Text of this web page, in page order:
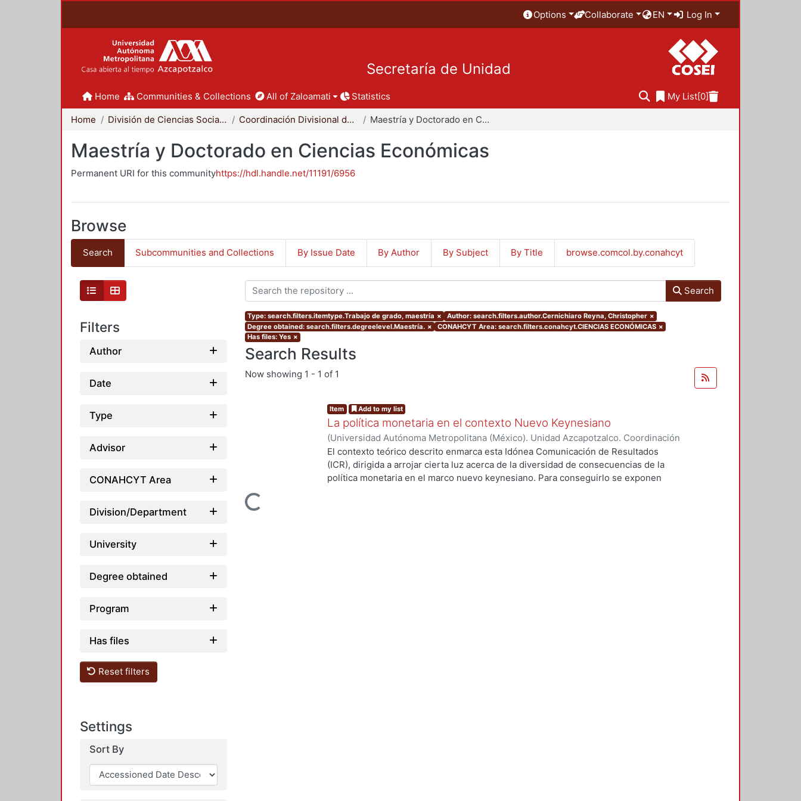
Options Collaborate EN Log In
Secretaría de Unidad
Home Communities & Collections All of Zaloamati Statistics My List[0]
Home División de Ciencias Sociales y Humanidades Coordinación Divisional de Posgrado Maestría y Doctorado en Ciencias Económicas
Maestría y Doctorado en Ciencias Económicas
Permanent URI for this communityhttps://hdl.handle.net/11191/6956
Browse
Search Subcommunities and Collections By Issue Date By Author By Subject By Title browse.comcol.by.conahcyt
Filters
Author
Date
Type
Advisor
CONAHCYT Area
Division/Department
University
Degree obtained
Program
Has files
Reset filters
Settings
Sort By
Search
Type: search.filters.itemtype.Trabajo de grado, maestría × Author: search.filters.author.Cernichiaro Reyna, Christopher ×
Degree obtained: search.filters.degreelevel.Maestría. × CONAHCYT Area: search.filters.conahcyt.CIENCIAS ECONÓMICAS ×
Has files: Yes ×
Search Results
Now showing 1 - 1 of 1
Loading...
Item Add to my list
La política monetaria en el contexto Nuevo Keynesiano
(Universidad Autónoma Metropolitana (México). Unidad Azcapotzalco. Coordinación
de Servicios de Información.,2015-12-09)Cernichiaro Reyna, Christopher
El contexto teórico descrito enmarca esta Idónea Comunicación de Resultados
(ICR), dirigida a arrojar cierta luz acerca de la diversidad de consecuencias de la
política monetaria en el marco nuevo keynesiano. Para conseguirlo se exponen